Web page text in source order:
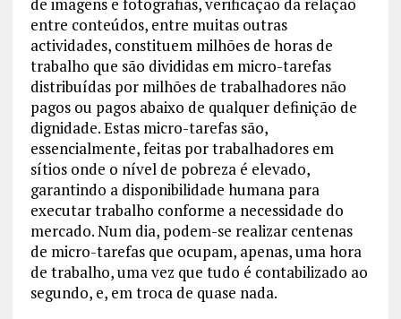
entre conteúdos, entre muitas outras
actividades, constituem milhões de horas de
trabalho que são divididas em micro-tarefas
distribuídas por milhões de trabalhadores não
pagos ou pagos abaixo de qualquer definição de
dignidade. Estas micro-tarefas são,
essencialmente, feitas por trabalhadores em
sítios onde o nível de pobreza é elevado,
garantindo a disponibilidade humana para
executar trabalho conforme a necessidade do
mercado. Num dia, podem-se realizar centenas
de micro-tarefas que ocupam, apenas, uma hora
de trabalho, uma vez que tudo é contabilizado ao
segundo, e, em troca de quase nada.